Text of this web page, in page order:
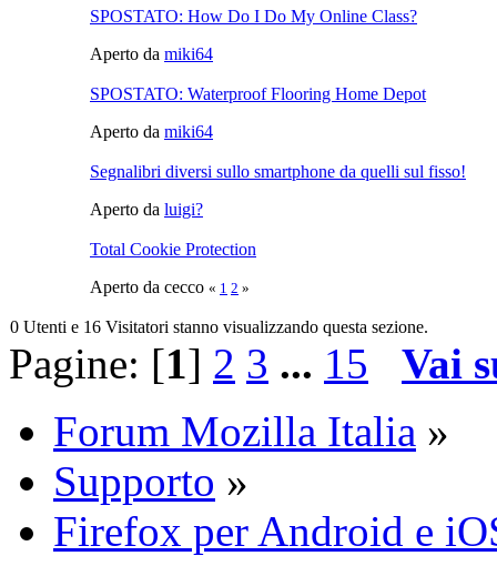
SPOSTATO: How Do I Do My Online Class?
Aperto da miki64
SPOSTATO: Waterproof Flooring Home Depot
Aperto da miki64
Segnalibri diversi sullo smartphone da quelli sul fisso!
Aperto da luigi?
Total Cookie Protection
Aperto da cecco « 1 2 »
0 Utenti e 16 Visitatori stanno visualizzando questa sezione.
Pagine: [1] 2 3 ... 15
Vai
Forum Mozilla Italia »
Supporto »
Firefox per Android e